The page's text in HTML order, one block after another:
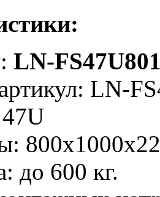
LN-
LN-
до 600 кг.